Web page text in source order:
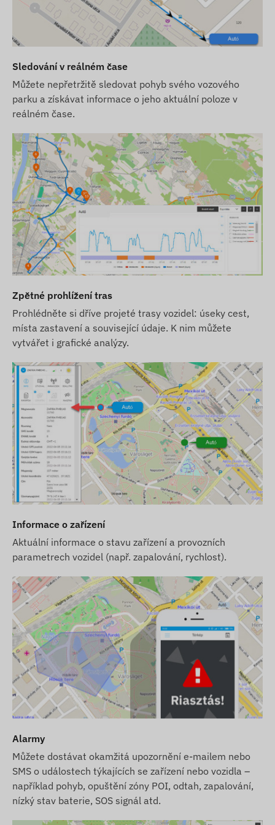
počítač a mobilní telefon na jeden rok
Podmínky použití
připojení k satelitním systémům určování polohy a
mobilním sítím poskytovatelů. Ty zajišťují sběr a
přenos dat a komunikaci s telefonem vlastníka
nebo centrálním systémem pro sběr a zpracování
dat při použití sledovacího softwaru. Zařízení
komunikuje prostřednictvím mobilních sítí pomocí
vestavěné SIM karty.
Provozní region
Zařízení je kompatibilní s GSM sítěmi v
následujících regionech:
2G: Svět
Možnosti nákupu
Toto zařízení není prodáváno samostatně bez
SIM karty a softwarové licence.
Zařízení dodáváme připravené k provozu a
tomto ohledu nebudete mít žádné povinnosti.
Pokud chcete využívat naši SMS upozorňovací
službu, zakupte si také SMS kreditní kartu v našem
e-shopu.
Další informace
Zařízení je chráněno bezpečnostní etiketou, je
zakázáno jej rozebírat, protože by to mohlo
poškodit zařízení a zrušit záruku.
Pokud chcete zařízení převést na jiného
uživatele, kontaktujte prosím naši zákaznickou
podporu pro převedení uživatelského účtu!
Servis zařízení zajišťujeme i po uplynutí záruční
doby (výměna GPS antény, GSM antény, základní
desky a akumulátoru).
Síťová technologie a budoucnost (2G vs 4G):Toto
zařízení využívá klasickou síť2G (GSM)
zakoupením si prosím ověřte, zda je síť 2G
dostupná ve vámi zamýšlené oblasti a u vašeho
poskytovatele služeb. V některých zemích (např.
Švýcarsko) a u některých operátorů již probíhá
hledáte dlouhodobé a spolehlivé řešení pro
mezinárodní použití, doporučujeme zvolit naše
modernější zařízení4G (LTE), která poskytují lepší
pokrytí a rychlejší datovou komunikaci.
Snažíme se o neustálou aktualizaci a přesnost
Sledování v reálném čase
Můžete nepřetržitě sledovat pohyb svého vozového
parku a získávat informace o jeho aktuální poloze v
reálném čase.
Zpětné prohlížení tras
Prohlédněte si dříve projeté trasy vozidel: úseky cest,
místa zastavení a související údaje. K nim můžete
vytvářet i grafické analýzy.
Informace o zařízení
Aktuální informace o stavu zařízení a provozních
parametrech vozidel (např. zapalování, rychlost).
Alarmy
Můžete dostávat okamžitá upozornění e-mailem nebo
SMS o událostech týkajících se zařízení nebo vozidla –
například pohyb, opuštění zóny POI, odtah, zapalování,
nízký stav baterie, SOS signál atd.